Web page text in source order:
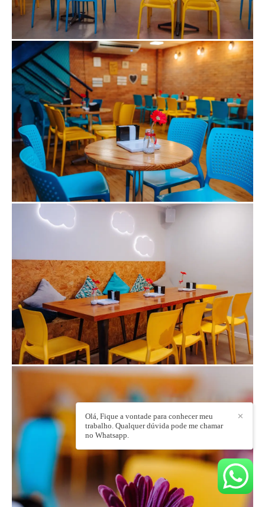
✕
Olá, Fique a vontade para conhecer meu
trabalho. Qualquer dúvida pode me chamar
no Whatsapp.